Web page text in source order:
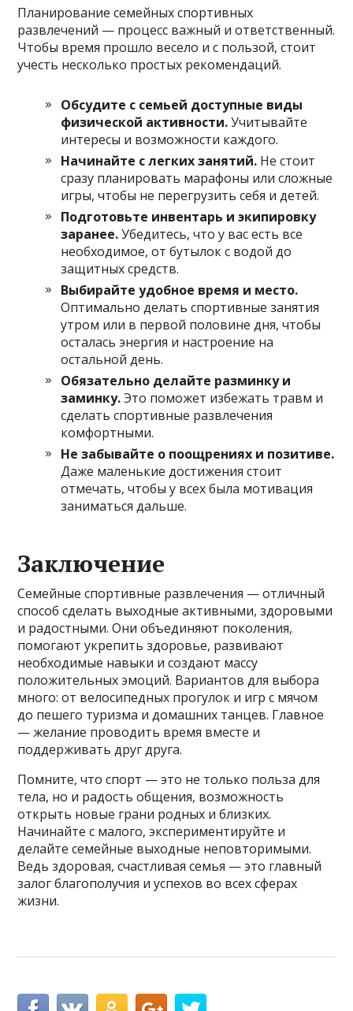
Планирование семейных спортивных
развлечений — процесс важный и ответственный.
Чтобы время прошло весело и с пользой, стоит
учесть несколько простых рекомендаций.
Обсудите с семьей доступные виды
физической активности.Учитывайте
интересы и возможности каждого.
Начинайте с легких занятий. Не стоит
сразу планировать марафоны или сложные
игры, чтобы не перегрузить себя и детей.
Подготовьте инвентарь и экипировку
заранее.Убедитесь, что у вас есть все
необходимое, от бутылок с водой до
защитных средств.
Выбирайте удобное время и место.
Оптимально делать спортивные занятия
утром или в первой половине дня, чтобы
осталась энергия и настроение на
остальной день.
Обязательно делайте разминку и
заминку.Это поможет избежать травм и
сделать спортивные развлечения
комфортными.
Не забывайте о поощрениях и позитиве.
Даже маленькие достижения стоит
отмечать, чтобы у всех была мотивация
заниматься дальше.
Заключение
Семейные спортивные развлечения — отличный
способ сделать выходные активными, здоровыми
и радостными. Они объединяют поколения,
помогают укрепить здоровье, развивают
необходимые навыки и создают массу
положительных эмоций. Вариантов для выбора
много: от велосипедных прогулок и игр с мячом
до пешего туризма и домашних танцев. Главное
— желание проводить время вместе и
поддерживать друг друга.
Помните, что спорт — это не только польза для
тела, но и радость общения, возможность
открыть новые грани родных и близких.
Начинайте с малого, экспериментируйте и
делайте семейные выходные неповторимыми.
Ведь здоровая, счастливая семья — это главный
залог благополучия и успехов во всех сферах
жизни.